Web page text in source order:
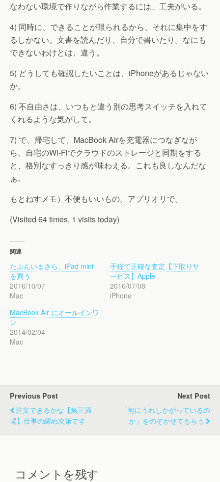
なわない環境で作りながら作業するには、工夫がいる。
4) 同時に、できることが限られるから、それに集中をす
るしかない。文書を読んだり、自分で書いたり。なにも
できないわけとは、違う。
5) どうしても確認したいことは、iPhoneがあるじゃない
か。
6) 不自由さは、いつもと違う別の思考スイッチを入れて
くれるような気がして。
7) で、帰宅して、MacBook Airを充電器につなぎなが
ら、自宅のWi-Fiでクラウドのストレージと同期をする
と、格別なすっきり感が味わえる。これも良しなんだな
ぁ。
もとねすメモ）不便もいいもの。アプリオリで。
(Visited 64 times, 1 visits today)
関連
たぶんいまさら、iPad mini
を買う
2016/10/07
Mac
手軽で正確な査定【下取りサ
ービス】Apple
2016/07/08
iPhone
MacBook Air にオールインワ
ン
2014/02/04
Mac
Previous Post
注文できるかな【魚三酒
場】仕事の締め次第です
Next Post
「何にうれしかがっているの
か」をのぞかせてもらう
コメントを残す